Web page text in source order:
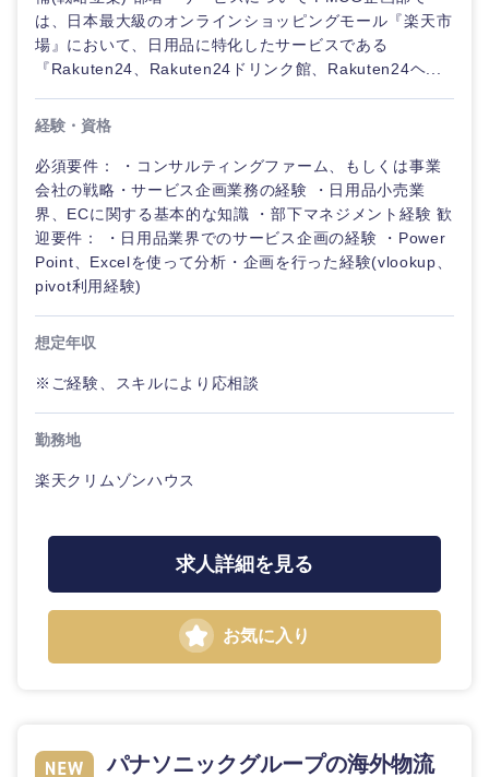
東海地方
岐阜県 静岡県
は、日本最大級のオンラインショッピングモール『楽天市
場』において、日用品に特化したサービスである
『Rakuten24、Rakuten24ドリンク館、Rakuten24ヘ...
経験・資格
必須要件： ・コンサルティングファーム、もしくは事業
会社の戦略・サービス企画業務の経験 ・日用品小売業
界、ECに関する基本的な知識 ・部下マネジメント経験 歓
迎要件： ・日用品業界でのサービス企画の経験 ・Power
Point、Excelを使って分析・企画を行った経験(vlookup、
pivot利用経験)
想定年収
※ご経験、スキルにより応相談
勤務地
楽天クリムゾンハウス
求人詳細を見る
お気に入り
パナソニックグループの海外物流